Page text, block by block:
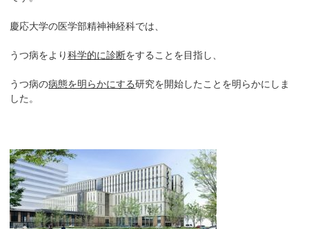
慶応大学の医学部精神神経科では、
うつ病をより科学的に診断をすることを目指し、
うつ病の病態を明らかにする研究を開始したことを明らかにしま
した。